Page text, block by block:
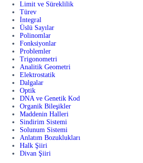
Limit ve Süreklilik
Türev
İntegral
Üslü Sayılar
Polinomlar
Fonksiyonlar
Problemler
Trigonometri
Analitik Geometri
Elektrostatik
Dalgalar
Optik
DNA ve Genetik Kod
Organik Bileşikler
Maddenin Halleri
Sindirim Sistemi
Solunum Sistemi
Anlatım Bozuklukları
Halk Şiiri
Divan Şiiri